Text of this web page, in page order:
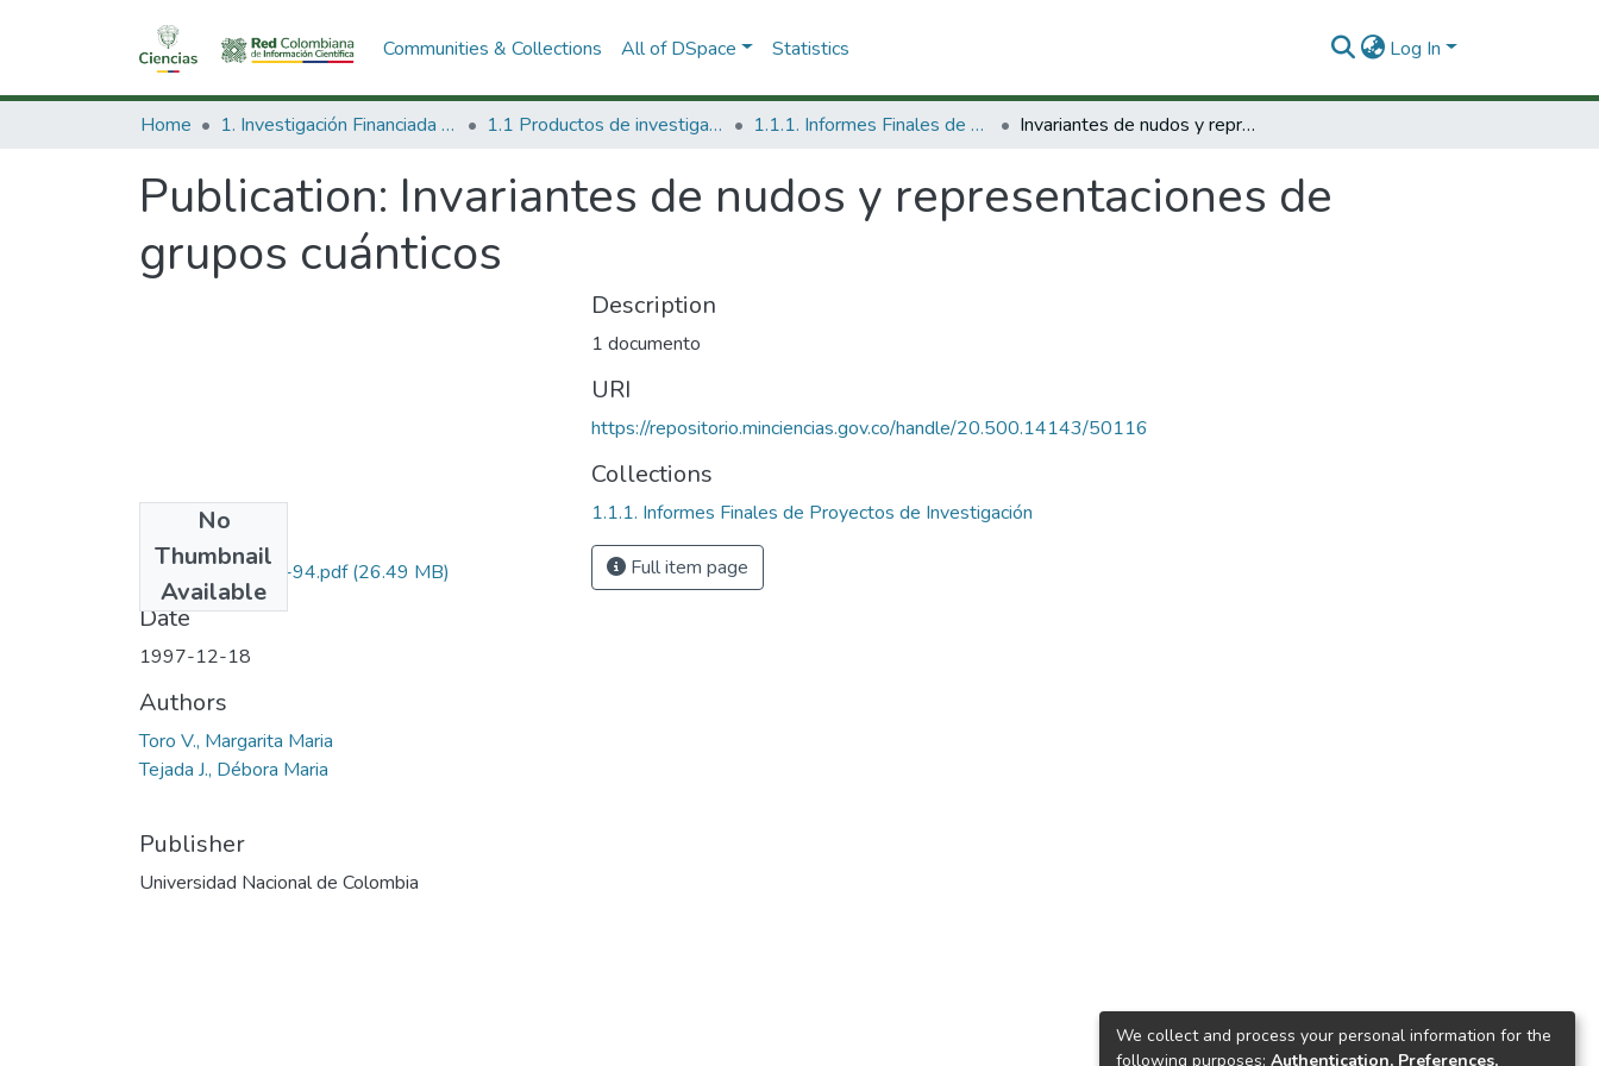
Communities & Collections All of DSpace Statistics Log In
Home 1. Investigación Financiada con Recursos Públicos 1.1 Productos de investigación 1.1.1. Informes Finales de Proyectos de Investigación Invariantes de nudos y representaciones de grupos cuánticos
Publication: Invariantes de nudos y representaciones de
grupos cuánticos
No
Thumbnail
Available
1118-05-112-94.pdf(26.49 MB)
Date
1997-12-18
Authors
Toro V., Margarita Maria
Tejada J., Débora Maria
Publisher
Universidad Nacional de Colombia
Description
1 documento
URI
https://repositorio.minciencias.gov.co/handle/20.500.14143/50116
Collections
1.1.1. Informes Finales de Proyectos de Investigación
Full item page
We collect and process your personal information for the
following purposes: Authentication, Preferences,